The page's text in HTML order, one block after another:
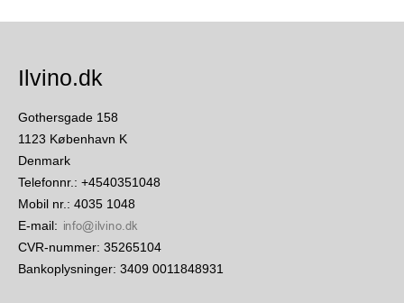
Ilvino.dk
Gothersgade 158
1123 København K
Denmark
Telefonnr. : +4540351048
Mobil nr. : 4035 1048
E-mail:
CVR-nummer: 35265104
Bankoplysninger: 3409 0011848931